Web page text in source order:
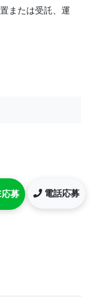
または受託、運
応募 電話応募